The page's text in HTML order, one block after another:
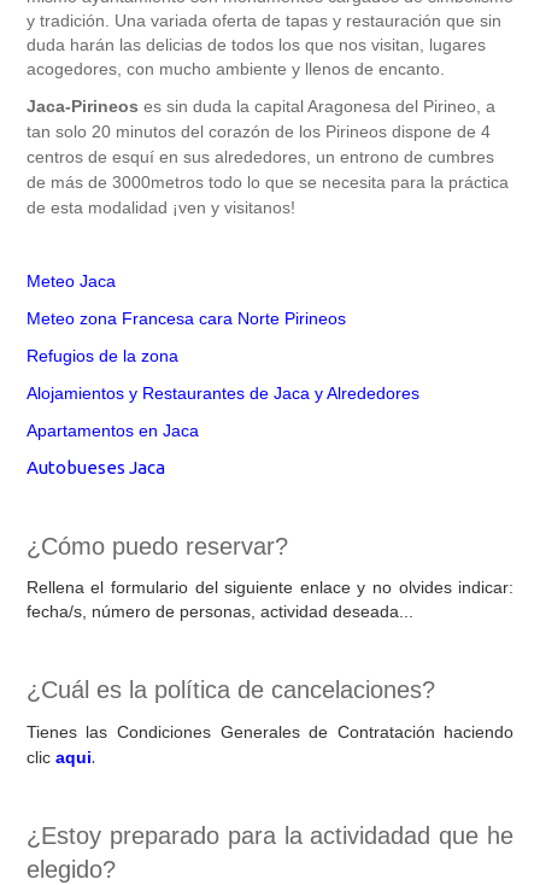
y tradición. Una variada oferta de tapas y restauración que sin
duda harán las delicias de todos los que nos visitan, lugares
acogedores, con mucho ambiente y llenos de encanto.
Jaca-Pirineos es sin duda la capital Aragonesa del Pirineo, a
tan solo 20 minutos del corazón de los Pirineos dispone de 4
centros de esquí en sus alrededores, un entrono de cumbres
de más de 3000metros todo lo que se necesita para la práctica
de esta modalidad ¡ven y visitanos!
Meteo Jaca
Meteo zona Francesa cara Norte Pirineos
Refugios de la zona
Alojamientos y Restaurantes de Jaca y Alrededores
Apartamentos en Jaca
Autobueses Jaca
¿Cómo puedo reservar?
Rellena el formulario del siguiente enlace y no olvides indicar:
fecha/s, número de personas, actividad deseada...
¿Cuál es la política de cancelaciones?
Tienes las Condiciones Generales de Contratación haciendo
clic aqui.
¿Estoy preparado para la actividadad que he
elegido?